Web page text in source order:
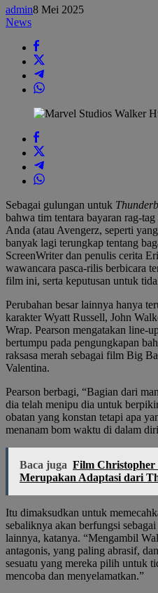
admin8 Mei 2025
News
Sebagai gulungan untuk
bahwa tim tentara bayaran rag-
Anda (atau Avengerz, seperti
banyak lagi terungkap tentang
ScreenWriter dan penulis cerita
wawancara pasca-rilis berbicara
film ini, serta keputusan untuk
Perubahan besar lainnya hanya
karakter Wyatt Russell, John
Wrap. Pearson mengatakan line-
bertumpu pada pengungkapan
raksasa merah sebagai film Big
Valentina.
Pearson berbagi, “Bagian dari
dia telah menipu dia untuk
obatan yang konstan tetapi apa
menanam bom waktu di dalam
Baca juga Film
Merupakan Adaptasi dari
Itu dimaksudkan untuk
sebaliknya akan berfungsi
lainnya, katanya. “Mengambil
antagonis, yang paling abrasif,
sesuatu yang mereka pilih untuk
mencoba dan menyelamatkan.”